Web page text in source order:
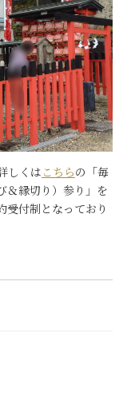
しくは こちらの「毎
＆縁切り）参り」を
受付制となっており